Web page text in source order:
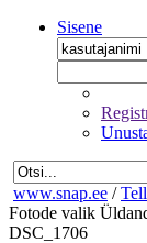
Sisene
www.snap.ee /
Fotode valik
DSC_1706